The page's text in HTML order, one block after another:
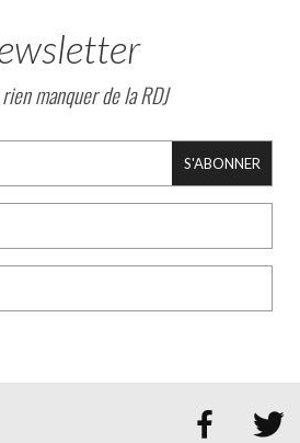
manquer de la RDJ
S'ABONNER
 